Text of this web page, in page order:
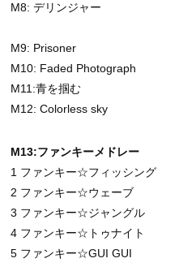
M8: デリンジャー
M9: Prisoner
M10: Faded Photograph
M11:青を掴む
M12: Colorless sky
M13:ファンキーメドレー
1 ファンキー☆フィッシング
2 ファンキー☆ウェーブ
3 ファンキー☆ジャングル
4 ファンキー☆トゥナイト
5 ファンキー☆GUI GUI